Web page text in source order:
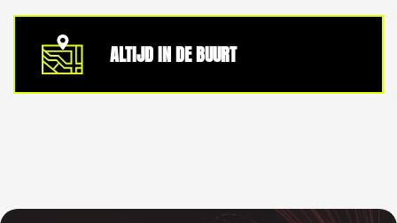
ALTIJD IN DE BUURT